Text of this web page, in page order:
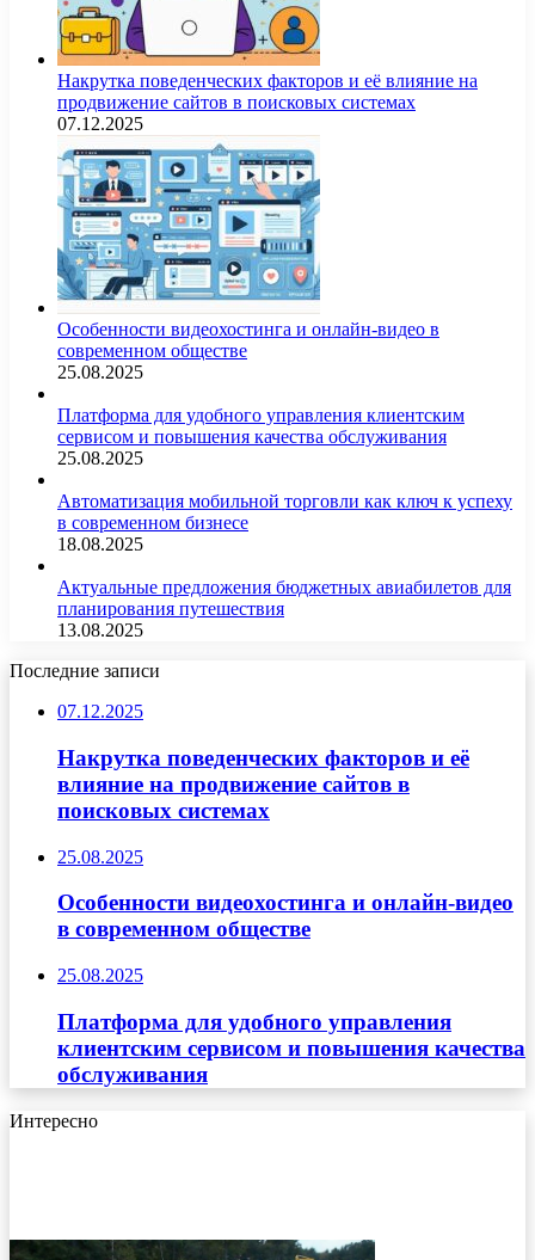
Накрутка поведенческих факторов и её влияние на
продвижение сайтов в поисковых системах
07.12.2025
Особенности видеохостинга и онлайн-видео в
современном обществе
25.08.2025
Платформа для удобного управления клиентским
сервисом и повышения качества обслуживания
25.08.2025
Автоматизация мобильной торговли как ключ к успеху
в современном бизнесе
18.08.2025
Актуальные предложения бюджетных авиабилетов для
планирования путешествия
13.08.2025
Последние записи
07.12.2025
Накрутка поведенческих факторов и её
влияние на продвижение сайтов в
поисковых системах
25.08.2025
Особенности видеохостинга и онлайн-видео
в современном обществе
25.08.2025
Платформа для удобного управления
клиентским сервисом и повышения качества
обслуживания
Интересно